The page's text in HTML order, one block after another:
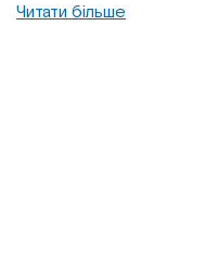
Читати більше